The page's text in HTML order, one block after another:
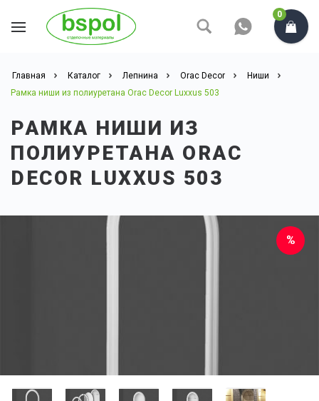
0
Главная Каталог Лепнина Orac Decor
Ниши
Рамка ниши из полиуретана Orac Decor Luxxus 503
РАМКА НИШИ ИЗ
ПОЛИУРЕТАНА ORAC
DECOR LUXXUS 503